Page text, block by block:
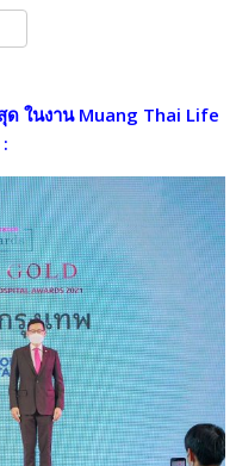
ด ในงานMuang Thai Life